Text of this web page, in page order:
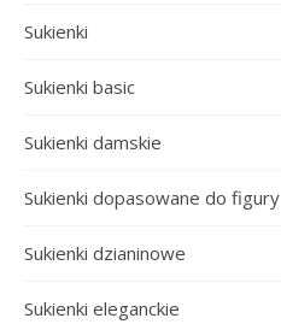
Sukienki
Sukienki basic
Sukienki damskie
Sukienki dopasowane do figury
Sukienki dzianinowe
Sukienki eleganckie